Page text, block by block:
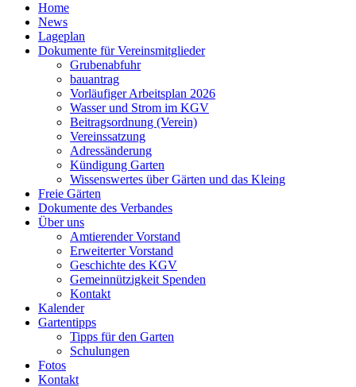
Home
News
Lageplan
Dokumente für Vereinsmitglieder
Grubenabfuhr
bauantrag
Vorläufiger Arbeitsplan 2026
Wasser und Strom im KGV
Beitragsordnung (Verein)
Vereinssatzung
Adressänderung
Kündigung Garten
Wissenswertes über Gärten und das Kleing
Freie Gärten
Dokumente des Verbandes
Über uns
Amtierender Vorstand
Erweiterter Vorstand
Geschichte des KGV
Gemeinnützigkeit Spenden
Kontakt
Kalender
Gartentipps
Tipps für den Garten
Schulungen
Fotos
Kontakt